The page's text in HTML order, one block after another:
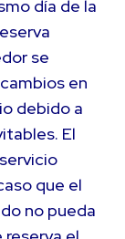
día de la
se
en
debido a
El
que el
no pueda